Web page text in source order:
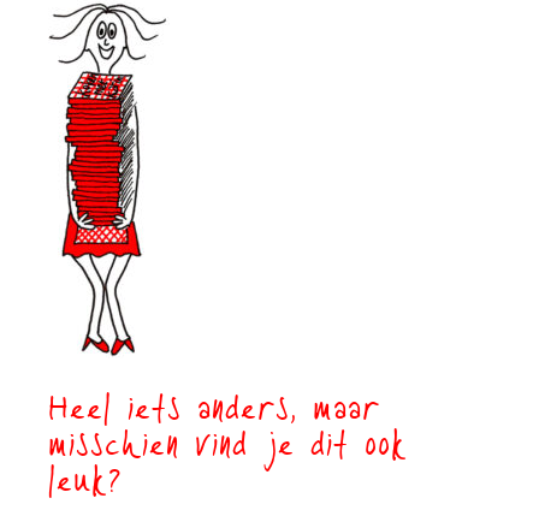
Heel iets anders, maar
misschien vind je dit ook
leuk?